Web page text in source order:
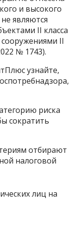
и высокого
являются
II класса
II
№ 1743).
узнайте,
риска
сократить
отбирают
налоговой